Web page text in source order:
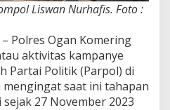
Liswan Nurhafis. Foto :
– Polres Ogan Komering
aktivitas kampanye
Partai Politik (Parpol) di
mengingat saat ini tahapan
27 November 2023